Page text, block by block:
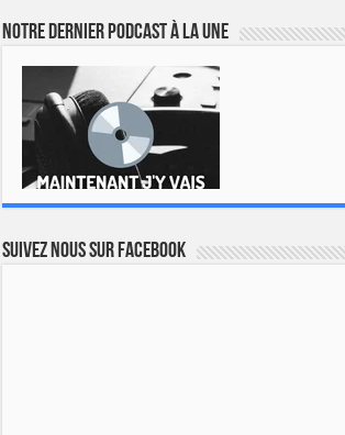
Notre dernier podcast à la une
Suivez nous sur Facebook